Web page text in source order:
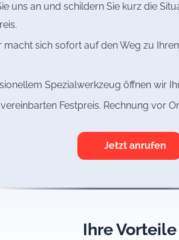
uns an und schildern Sie kurz die
macht sich sofort auf den Weg zu
Spezialwerkzeug öffnen wir
Festpreis. Rechnung vor
Jetzt anrufen
Ihre Vorteile